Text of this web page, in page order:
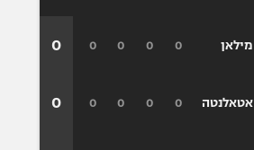
מילאן
אטאלנטה
0
0
0
0
0
0
0
0
0
0